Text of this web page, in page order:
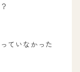
ていなかった